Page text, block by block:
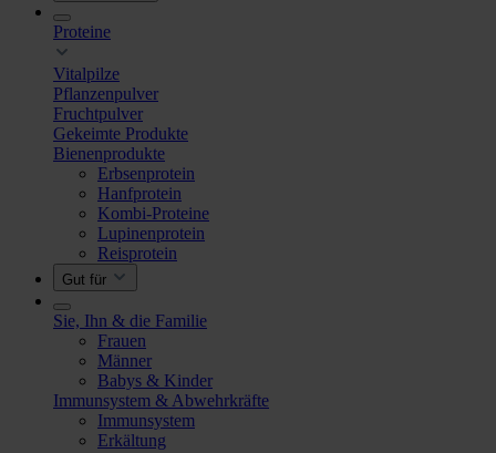
Proteine
Vitalpilze
Pflanzenpulver
Fruchtpulver
Gekeimte Produkte
Bienenprodukte
Erbsenprotein
Hanfprotein
Kombi-Proteine
Lupinenprotein
Reisprotein
Gut für
Sie, Ihn & die Familie
Frauen
Männer
Babys & Kinder
Immunsystem & Abwehrkräfte
Immunsystem
Erkältung